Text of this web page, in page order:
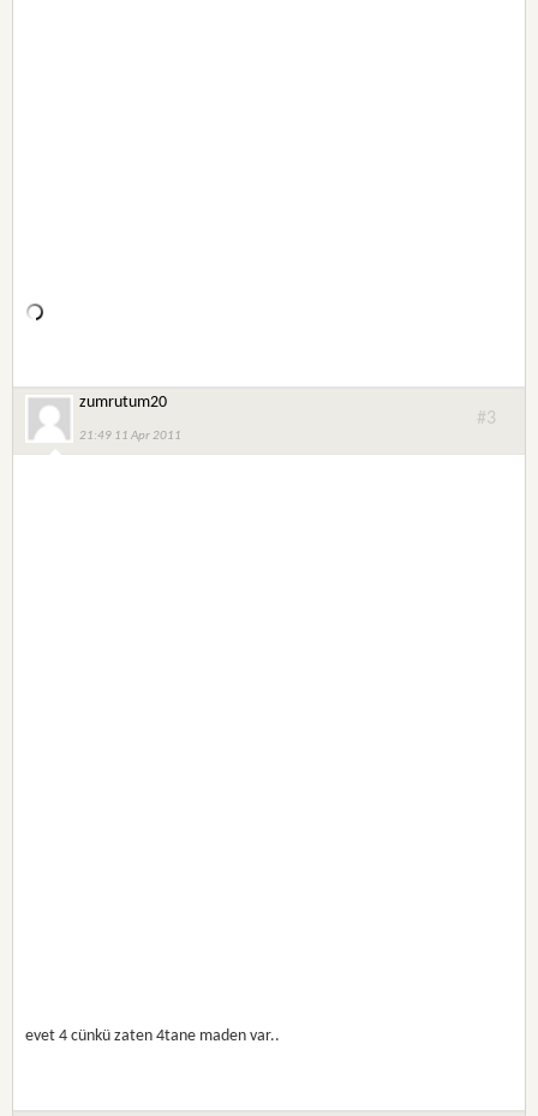
zumrutum20
21:49 11 Apr 2011
#3
evet 4 cünkü zaten 4tane maden var..